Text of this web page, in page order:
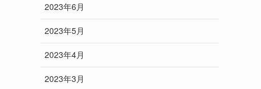
2023年6月
2023年5月
2023年4月
2023年3月